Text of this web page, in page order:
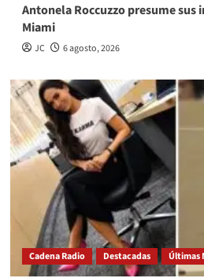
Antonela Roccuzzo presume sus
Miami
JC 6 agosto, 2026
Cadena Radio Destacadas Últimas